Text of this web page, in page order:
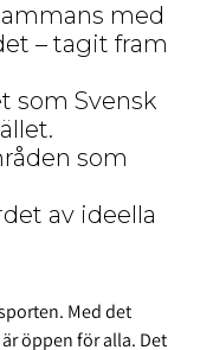
med
– tagit fram
som Svensk
som
av ideella
Med det
öppen för alla. Det